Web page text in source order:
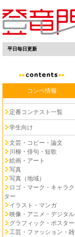
平日毎日更新
コンペ情報
定番コンテスト一覧
学生向け
文芸・コピー・論文
川柳・俳句・短歌
絵画・アート
写真
写真（地域）
ロゴ・マーク・キャラク
ター
イラスト・マンガ
映像・アニメ・デジタル
グラフィック・ポスター
工芸・ファッション・雑